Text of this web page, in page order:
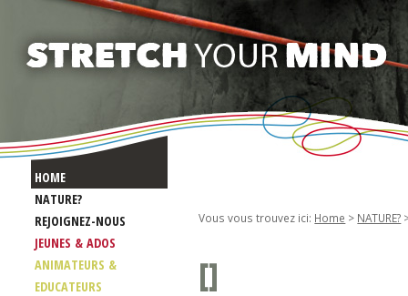
HOME
NATURE?
REJOIGNEZ-NOUS
JEUNES & ADOS
ANIMATEURS &
EDUCATEURS
Vous vous trouvez ici: Home > NATURE?
[]